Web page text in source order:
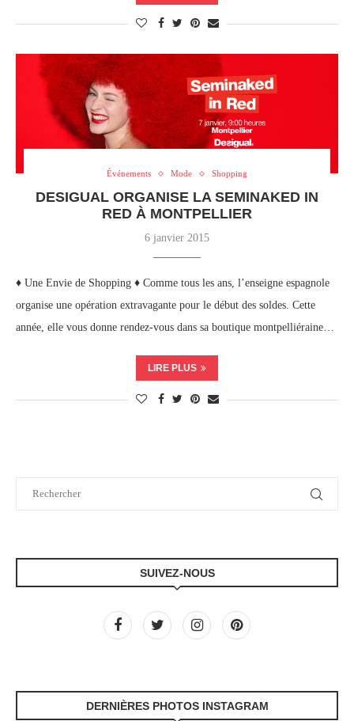
Événements Mode Shopping
DESIGUAL ORGANISE LA SEMINAKED IN
RED À MONTPELLIER
6 janvier 2015
♦ Une Envie de Shopping ♦ Comme tous les ans, l’enseigne espagnole
organise une opération extravagante pour le début des soldes. Cette
année, elle vous donne rendez-vous dans sa boutique montpelliéraine…
LIRE PLUS
SUIVEZ-NOUS
DERNIÈRES PHOTOS INSTAGRAM